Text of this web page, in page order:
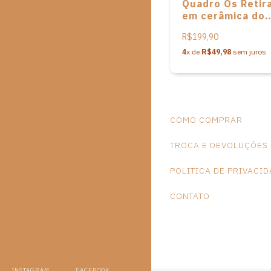
Quadro Os
em cerâmica do
R$199,90
4x de R$49,98 sem juros
COMO COMPRAR
TROCA E DEVOLUÇÕES
POLITICA DE
CONTATO